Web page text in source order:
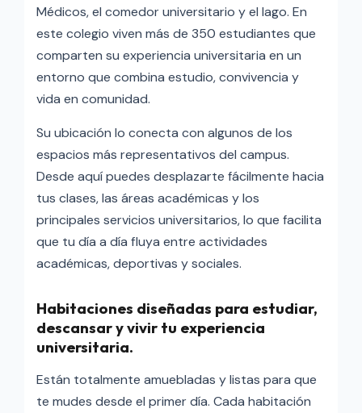
Médicos, el comedor universitario y el lago. En
este colegio viven más de 350 estudiantes que
comparten su experiencia universitaria en un
entorno que combina estudio, convivencia y
vida en comunidad.
Su ubicación lo conecta con algunos de los
espacios más representativos del campus.
Desde aquí puedes desplazarte fácilmente hacia
tus clases, las áreas académicas y los
principales servicios universitarios, lo que facilita
que tu día a día fluya entre actividades
académicas, deportivas y sociales.
Habitaciones diseñadas para estudiar,
descansar y vivir tu experiencia
universitaria.
Están totalmente amuebladas y listas para que
te mudes desde el primer día. Cada habitación